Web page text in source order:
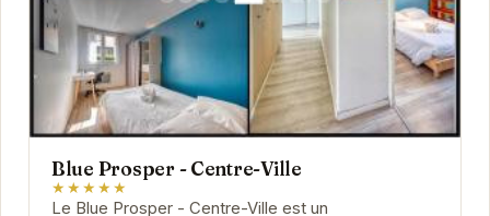
Blue Prosper - Centre-Ville
★★★★★
Le Blue Prosper - Centre-Ville est un